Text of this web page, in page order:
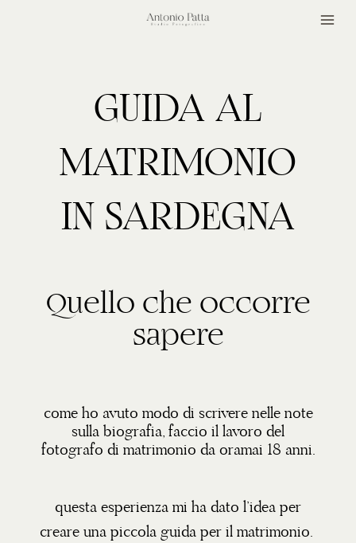
GUIDA AL
MATRIMONIO
IN SARDEGNA
Quello che occorre
sapere
come ho avuto modo di scrivere nelle note
sulla biografia, faccio il lavoro del
fotografo di matrimonio da oramai 18 anni.
questa esperienza mi ha dato l’idea per
creare una piccola guida per il matrimonio.